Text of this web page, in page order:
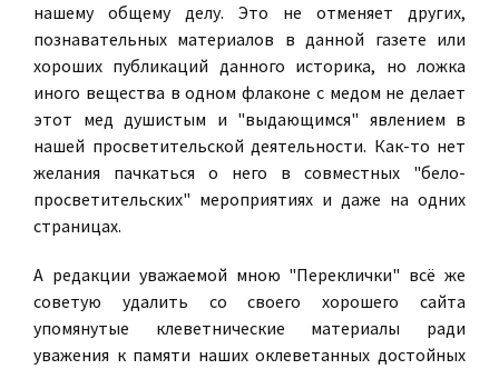
нашему общему делу. Это не отменяет других,
познавательных материалов в данной газете или
хороших публикаций данного историка, но ложка
иного вещества в одном флаконе с медом не делает
этот мед душистым и "выдающимся" явлением в
нашей просветительской деятельности. Как-то нет
желания пачкаться о него в совместных "бело-
просветительских" мероприятиях и даже на одних
страницах.
А редакции уважаемой мною "Переклички" всё же
советую удалить со своего хорошего сайта
упомянутые клеветнические материалы ради
уважения к памяти наших оклеветанных достойных